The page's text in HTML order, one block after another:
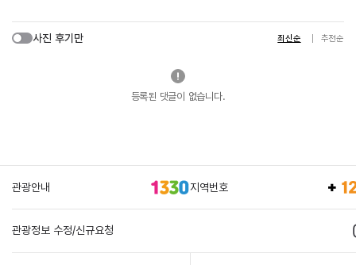
사진 후기만 최신순 추천순
등록된 댓글이 없습니다.
관광안내 지역번호
관광정보 수정/신규요청